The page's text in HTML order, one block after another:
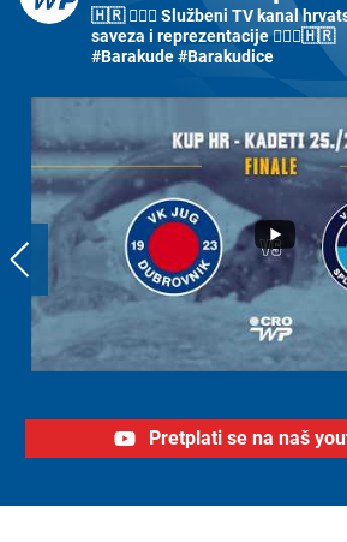
🇭🇷 🤽🏼‍♂️ Službeni TV kanal
saveza i reprezentacije 🤽🏼‍♀️🇭🇷
#Barakude #Barakudice
Pretplati se na naš